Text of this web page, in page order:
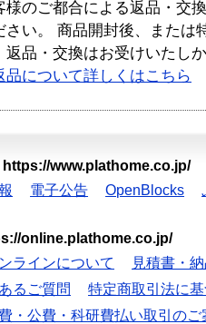
様のご都合による返品・交
さい。 商品開封後、または
返品・交換はお受けいたし
品について詳しくはこちら
https://www.plathome.co.jp/
電子公告 OpenBlocks
online.plathome.co.jp/
ラインについて
見積書・
るご質問
特定商取引法に
・公費・科研費払い取引のご